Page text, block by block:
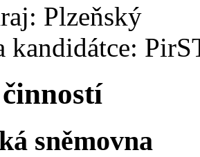
Plzeňský
kandidátce:
sněmovna